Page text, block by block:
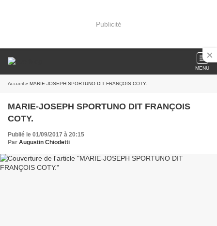
Publicité
MENU
Accueil » MARIE-JOSEPH SPORTUNO DIT FRANÇOIS COTY.
MARIE-JOSEPH SPORTUNO DIT FRANÇOIS
COTY.
Publié le 01/09/2017 à 20:15
Par Augustin Chiodetti